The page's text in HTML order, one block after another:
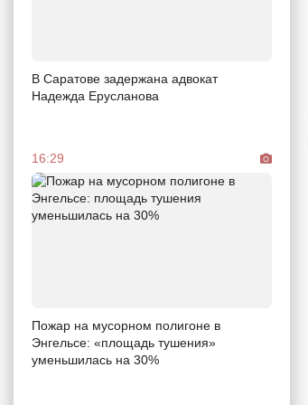
В Саратове задержана адвокат
Надежда Ерусланова
16:29
Пожар на мусорном полигоне в
Энгельсе: «площадь тушения»
уменьшилась на 30%